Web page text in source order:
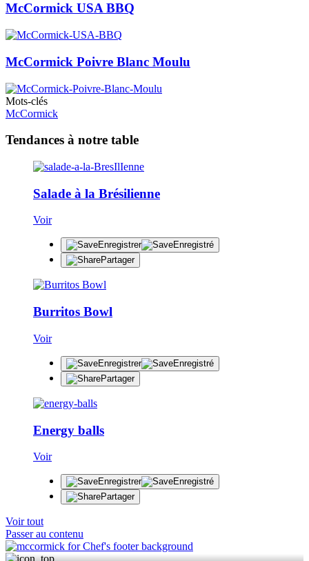
McCormick USA BBQ
McCormick Poivre Blanc Moulu
Mots-clés
McCormick
Tendances à notre table
Salade à la Brésilienne
Voir
Enregistrer
Enregistré
Partager
Burritos Bowl
Voir
Enregistrer
Enregistré
Partager
Energy balls
Voir
Enregistrer
Enregistré
Partager
Voir tout
Passer au contenu